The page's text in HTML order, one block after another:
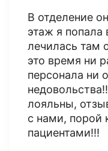
В отделение
этаж я попала
лечилась там
это время ни
персонала ни
лояльны,
с нами, порой
пациентами!!!